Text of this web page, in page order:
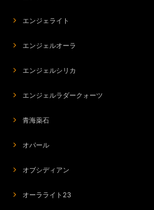
今回誕生日の記念に注文しました。いつも
エンジェライト
エンジェルオーラ
エンジェルシリカ
エンジェルラダークォーツ
青海薬石
オパール
オブシディアン
オーラライト23